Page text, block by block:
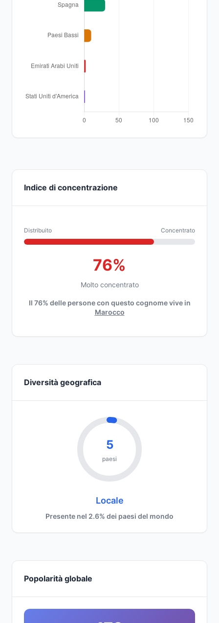
Indice di concentrazione
Distribuito Concentrato
76%
Molto concentrato
Il 76% delle persone con questo cognome vive in
Marocco
Diversità geografica
5
paesi
Locale
Presente nel 2.6% dei paesi del mondo
Popolarità globale